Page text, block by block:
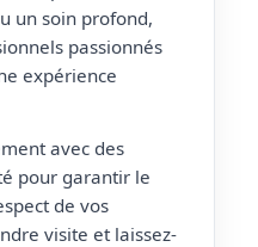
un soin profond,
passionnés
expérience
avec des
pour garantir le
de vos
visite et laissez-